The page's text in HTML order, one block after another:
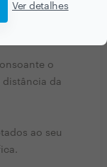
Ver detalhes
serviços?
o
da
ao seu